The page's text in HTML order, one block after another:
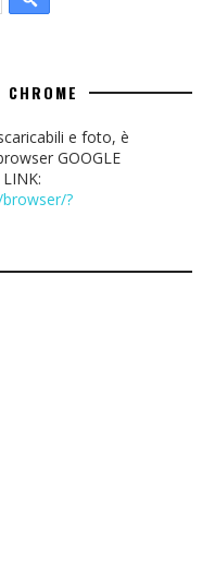
e foto, è
GOOGLE
?